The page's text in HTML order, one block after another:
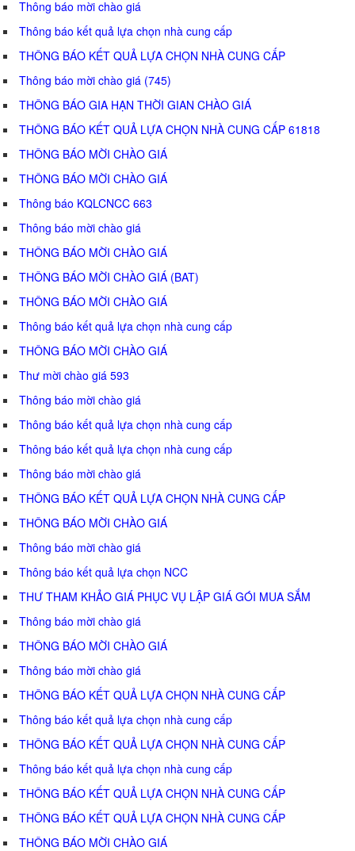
Thông báo mời chào giá
Thông báo kết quả lựa chọn nhà cung cấp
THÔNG BÁO KẾT QUẢ LỰA CHỌN NHÀ CUNG CẤP
Thông báo mời chào giá (745)
THÔNG BÁO GIA HẠN THỜI GIAN CHÀO GIÁ
THÔNG BÁO KẾT QUẢ LỰA CHỌN NHÀ CUNG CẤP 61818
THÔNG BÁO MỜI CHÀO GIÁ
THÔNG BÁO MỜI CHÀO GIÁ
Thông báo KQLCNCC 663
Thông báo mời chào giá
THÔNG BÁO MỜI CHÀO GIÁ
THÔNG BÁO MỜI CHÀO GIÁ (BAT)
THÔNG BÁO MỜI CHÀO GIÁ
Thông báo kết quả lựa chọn nhà cung cấp
THÔNG BÁO MỜI CHÀO GIÁ
Thư mời chào giá 593
Thông báo mời chào giá
Thông báo kết quả lựa chọn nhà cung cấp
Thông báo kết quả lựa chọn nhà cung cấp
Thông báo mời chào giá
THÔNG BÁO KẾT QUẢ LỰA CHỌN NHÀ CUNG CẤP
THÔNG BÁO MỜI CHÀO GIÁ
Thông báo mời chào giá
Thông báo kết quả lựa chọn NCC
THƯ THAM KHẢO GIÁ PHỤC VỤ LẬP GIÁ GÓI MUA SẮM
Thông báo mời chào giá
THÔNG BÁO MỜI CHÀO GIÁ
Thông báo mời chào giá
THÔNG BÁO KẾT QUẢ LỰA CHỌN NHÀ CUNG CẤP
Thông báo kết quả lựa chọn nhà cung cấp
THÔNG BÁO KẾT QUẢ LỰA CHỌN NHÀ CUNG CẤP
Thông báo kết quả lựa chọn nhà cung cấp
THÔNG BÁO KẾT QUẢ LỰA CHỌN NHÀ CUNG CẤP
THÔNG BÁO KẾT QUẢ LỰA CHỌN NHÀ CUNG CẤP
THÔNG BÁO MỜI CHÀO GIÁ